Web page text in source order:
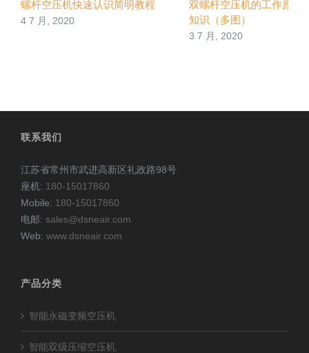
螺杆空压机快速认识简明教程
4 7 月, 2020
双螺杆空压机的工作原理
知识（多图）
3 7 月, 2020
联系我们
江苏省常州市武进高新区礼政路98号
座机: 180-15017860
Mobile: 180-15017860
电邮: sales@dsneair.com
Web: www.dsneair.com
产品分类
智能永磁变频空压机
智能双级压缩空压机